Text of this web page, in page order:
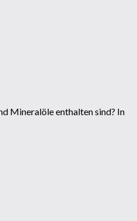
Mineralöle enthalten sind? In